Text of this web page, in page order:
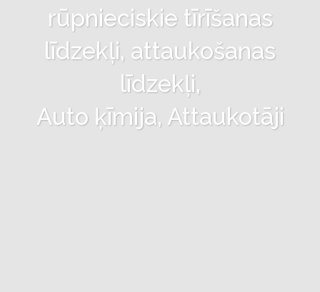
rūpnieciskie tīrīšanas
līdzekļi, attaukošanas
līdzekļi,
Auto ķīmija, Attaukotāji